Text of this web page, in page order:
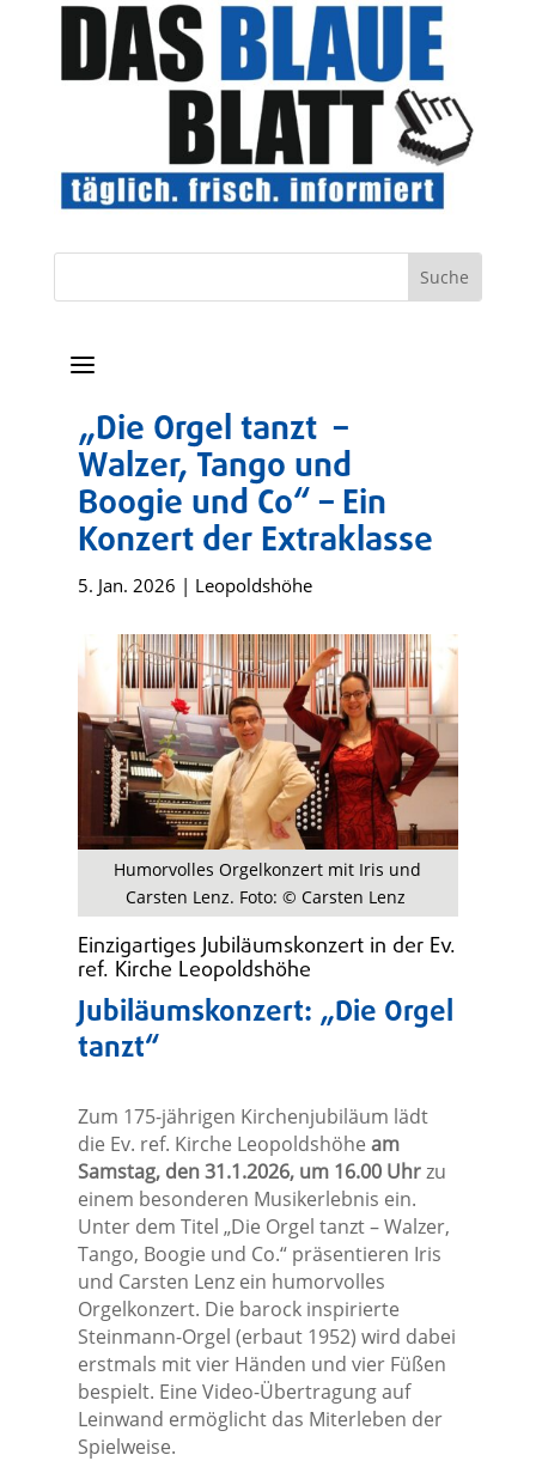
a
„Die Orgel tanzt –
Walzer, Tango und
Boogie und Co“ – Ein
Konzert der Extraklasse
5. Jan. 2026 | Leopoldshöhe
Humorvolles Orgelkonzert mit Iris und
Carsten Lenz. Foto: © Carsten Lenz
Einzigartiges Jubiläumskonzert in der Ev.
ref. Kirche Leopoldshöhe
Jubiläumskonzert: „Die Orgel
tanzt“
Zum 175-jährigen Kirchenjubiläum lädt
die Ev. ref. Kirche Leopoldshöhe am
Samstag, den 31.1.2026, um 16.00 Uhrzu
einem besonderen Musikerlebnis ein.
Unter dem Titel „Die Orgel tanzt – Walzer,
Tango, Boogie und Co.“ präsentieren Iris
und Carsten Lenz ein humorvolles
Orgelkonzert. Die barock inspirierte
Steinmann-Orgel (erbaut 1952) wird dabei
erstmals mit vier Händen und vier Füßen
bespielt. Eine Video-Übertragung auf
Leinwand ermöglicht das Miterleben der
Spielweise.